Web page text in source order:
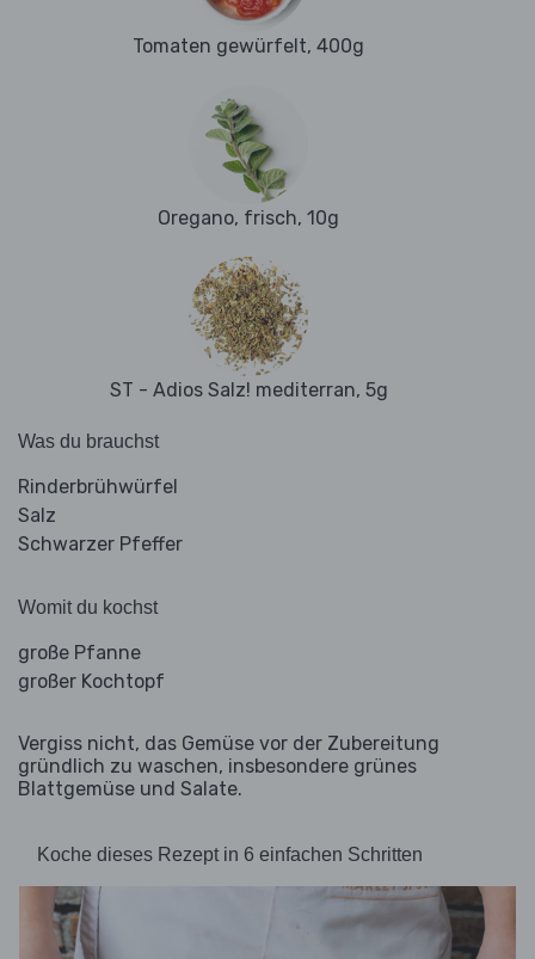
Tomaten gewürfelt, 400g
Oregano, frisch, 10g
ST - Adios Salz! mediterran, 5g
Was du brauchst
Rinderbrühwürfel
Salz
Schwarzer Pfeffer
Womit du kochst
große Pfanne
großer Kochtopf
Vergiss nicht, das Gemüse vor der Zubereitung
gründlich zu waschen, insbesondere grünes
Blattgemüse und Salate.
Koche dieses Rezept in 6 einfachen Schritten